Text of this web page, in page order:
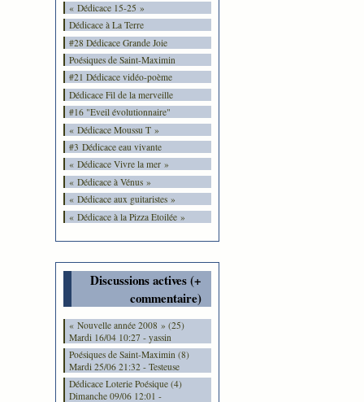
« Dédicace 15-25 »
Dédicace à La Terre
#28 Dédicace Grande Joie
Poésiques de Saint-Maximin
#21 Dédicace vidéo-poème
Dédicace Fil de la merveille
#16 "Eveil évolutionnaire"
« Dédicace Moussu T »
#3 Dédicace eau vivante
« Dédicace Vivre la mer »
« Dédicace à Vénus »
« Dédicace aux guitaristes »
« Dédicace à la Pizza Etoilée »
Discussions actives (+
commentaire)
« Nouvelle année 2008 » (25)
Mardi 16/04 10:27 - yassin
Poésiques de Saint-Maximin (8)
Mardi 25/06 21:32 - Testeuse
Dédicace Loterie Poésique (4)
Dimanche 09/06 12:01 -